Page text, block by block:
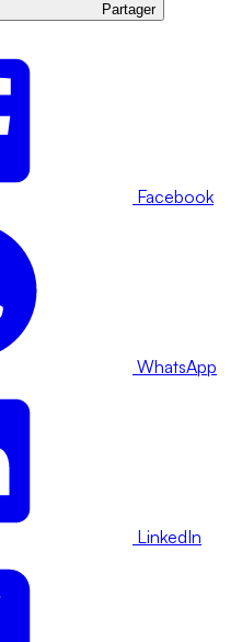
Partager
Facebook
WhatsApp
LinkedIn